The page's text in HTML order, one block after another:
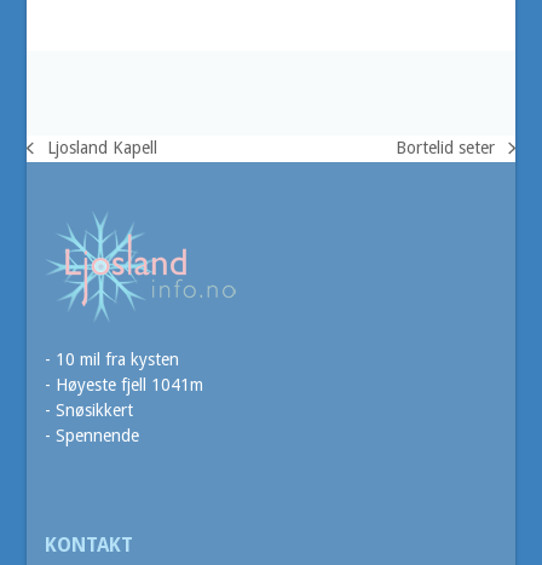
previous
Ljosland Kapell
next
Bortelid seter
- 10 mil fra kysten
- Høyeste fjell 1041m
- Snøsikkert
- Spennende
KONTAKT